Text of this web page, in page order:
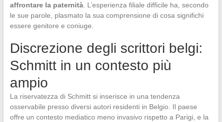
affrontare la paternità. L’esperienza filiale difficile ha, secondo
le sue parole, plasmato la sua comprensione di cosa significhi
essere genitore e coniuge.
Discrezione degli scrittori belgi:
Schmitt in un contesto più
ampio
La riservatezza di Schmitt si inserisce in una tendenza
osservabile presso diversi autori residenti in Belgio. Il paese
offre un contesto mediatico meno invasivo rispetto a Parigi, e la